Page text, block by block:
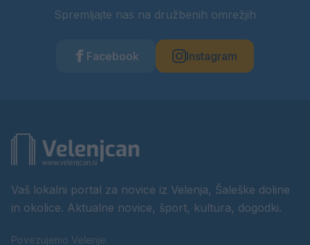
Spremljajte nas na družbenih omrežjih
Facebook Instagram
Vaš lokalni portal za novice iz Velenja, Šaleške doline
in okolice. Aktualne novice, šport, kultura, dogodki.
Povezujemo Velenje.